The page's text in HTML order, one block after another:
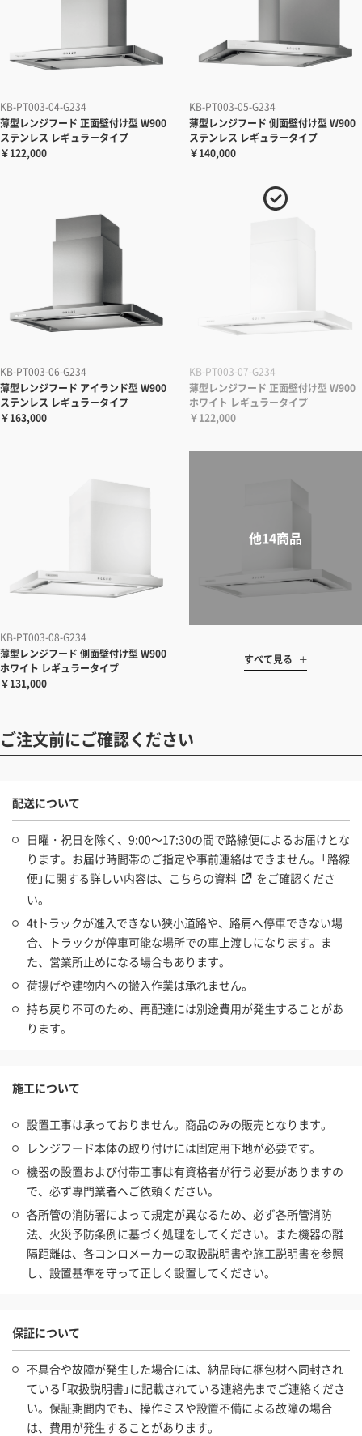
KB-PT003-04-G234
薄型レンジフード 正面壁付け型 W900
ステンレス レギュラータイプ
￥122,000
KB-PT003-05-G234
薄型レンジフード 側面壁付け型 W900
ステンレス レギュラータイプ
￥140,000
KB-PT003-06-G234
薄型レンジフード アイランド型 W900
ステンレス レギュラータイプ
￥163,000
KB-PT003-07-G234
薄型レンジフード 正面壁付け型 W900
ホワイト レギュラータイプ
￥122,000
KB-PT003-08-G234
薄型レンジフード 側面壁付け型 W900
ホワイト レギュラータイプ
￥131,000
すべて見る
ご注文前にご確認ください
配送について
日曜・祝日を除く、9:00～17:30の間で路線便によるお届けとな
ります。お届け時間帯のご指定や事前連絡はできません。「路線
便」に関する詳しい内容は、 こちらの資料
をご確認くださ
い。
4tトラックが進入できない狭小道路や、路肩へ停車できない場
合、トラックが停車可能な場所での車上渡しになります。ま
た、営業所止めになる場合もあります。
荷揚げや建物内への搬入作業は承れません。
持ち戻り不可のため、再配達には別途費用が発生することがあ
ります。
施工について
設置工事は承っておりません。商品のみの販売となります。
レンジフード本体の取り付けには固定用下地が必要です。
機器の設置および付帯工事は有資格者が行う必要がありますの
で、必ず専門業者へご依頼ください。
各所管の消防署によって規定が異なるため、必ず各所管消防
法、火災予防条例に基づく処理をしてください。また機器の離
隔距離は、各コンロメーカーの取扱説明書や施工説明書を参照
し、設置基準を守って正しく設置してください。
保証について
不具合や故障が発生した場合には、納品時に梱包材へ同封され
ている「取扱説明書」に記載されている連絡先までご連絡くださ
い。保証期間内でも、操作ミスや設置不備による故障の場合
は、費用が発生することがあります。